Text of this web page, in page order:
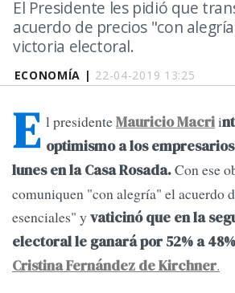
ECONOMÍA | 22-04-2019 13:25
El Presidente les pidió que
acuerdo de precios "con
victoria electoral.
E l presidenteMauricio Macrii
optimismo a los
lunes en la Casa Rosada.Con ese
comuniquen "con alegría" el acuerdo
esenciales" y vaticinó que en la
electoral le ganará por 52% a
Cristina Fernández de Kirchner.